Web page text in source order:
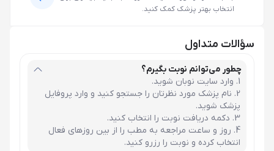
انتخاب بهتر پزشک کمک کنید.
سؤالات متداول
چطور می‌توانم نوبت بگیرم؟
وارد سایت نوبان شوید.
نام پزشک مورد نظرتان را جستجو کنید و وارد پروفایل
پزشک شوید.
دکمه دریافت نوبت را انتخاب کنید.
روز و ساعت مراجعه به مطب را از بین روزهای فعال
انتخاب کرده و نوبت را رزرو کنید.